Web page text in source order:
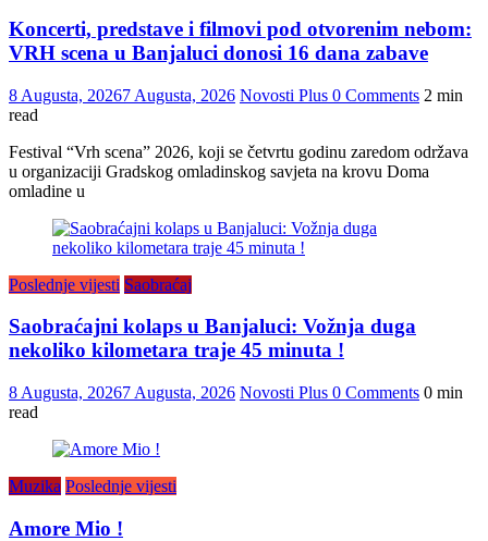
Koncerti, predstave i filmovi pod otvorenim nebom:
VRH scena u Banjaluci donosi 16 dana zabave
8 Augusta, 20267 Augusta, 2026 Novosti Plus 0 Comments 2 min
read
Festival “Vrh scena” 2026, koji se četvrtu godinu zaredom održava
u organizaciji Gradskog omladinskog savjeta na krovu Doma
omladine u
Poslednje vijesti Saobraćaj
Saobraćajni kolaps u Banjaluci: Vožnja duga
nekoliko kilometara traje 45 minuta !
8 Augusta, 20267 Augusta, 2026 Novosti Plus 0 Comments 0 min
read
Muzika Poslednje vijesti
Amore Mio !